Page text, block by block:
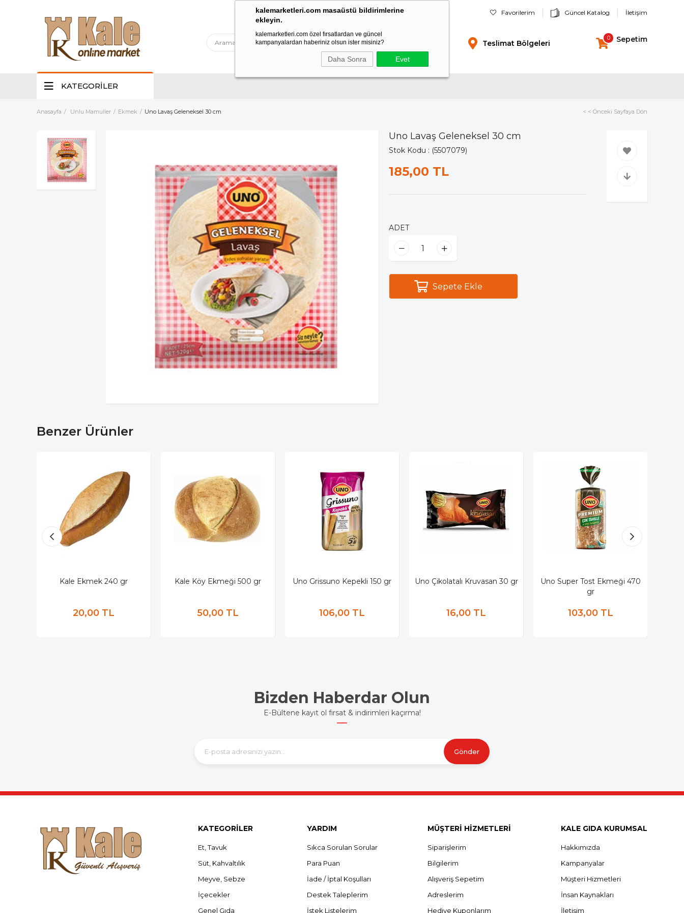
kalemarketleri.com masaüstü bildirimlerine
ekleyin.
kalemarketleri.com özel fırsatlardan ve güncel
kampanyalardan haberiniz olsun ister misiniz?
Daha Sonra Evet
Favorilerim Güncel Katalog İletişim
Sepetim
0
Teslimat Bölgeleri
KATEGORİLER
Anasayfa Unlu Mamuller Ekmek Uno Lavaş Geleneksel 30 cm < < Önceki Sayfaya Dön
Uno Lavaş Geleneksel 30 cm
Stok Kodu (5507079)
185,00 TL
ADET
Benzer Ürünler
Kale Ekmek 240 gr
20,00 TL
Kale Köy Ekmeği 500 gr
50,00 TL
Uno Grissuno Kepekli 150 gr
106,00 TL
Uno Çikolatalı Kruvasan 30 gr
16,00 TL
Uno Super Tost Ekmeği 470
gr
103,00 TL
Bizden Haberdar Olun
E-Bültene kayıt ol fırsat & indirimleri kaçırma!
Gönder
KATEGORİLER
Et, Tavuk
Süt, Kahvaltılık
Meyve, Sebze
İçecekler
Genel Gıda
YARDIM
Sıkca Sorulan Sorular
Para Puan
İade / İptal Koşulları
Destek Taleplerim
İstek Listelerim
MÜŞTERİ HİZMETLERİ
Siparişlerim
Bilgilerim
Alışveriş Sepetim
Adreslerim
Hediye Kuponlarım
KALE GIDA KURUMSAL
Hakkımızda
Kampanyalar
Müşteri Hizmetleri
İnsan Kaynakları
İletişim